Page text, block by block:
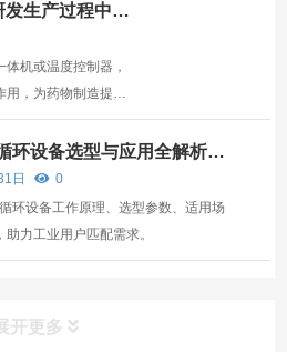
生产过程中的
机或温度控制器，
用，为药物制造提供
环设备选型与应用全解析：
商评估
日
0
环设备工作原理、选型参数、适用场
力工业用户匹配需求。
开更多